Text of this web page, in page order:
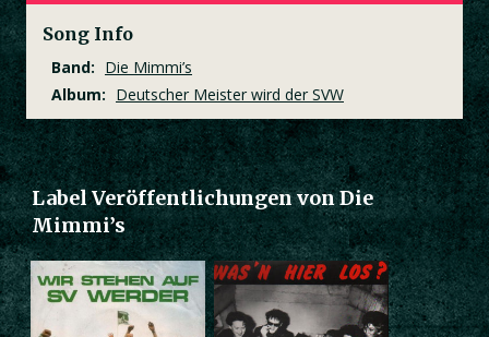
Song Info
Band: Die Mimmi’s
Album: Deutscher Meister wird der SVW
Label Veröffentlichungen von Die
Mimmi’s